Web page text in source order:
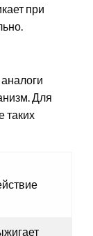
при
Для
таких